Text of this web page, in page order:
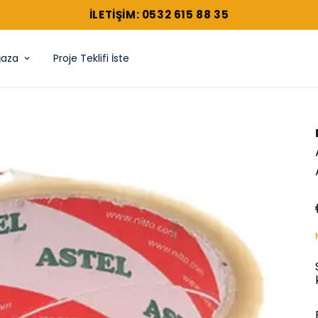
ILETIŞIM: 0532 615 88 35
Proje Teklifi İste